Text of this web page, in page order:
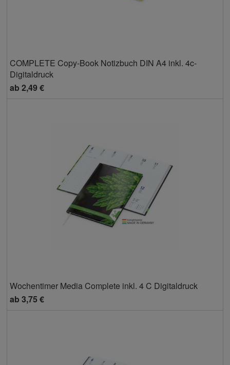
COMPLETE Copy-Book Notizbuch DIN A4 inkl. 4c-
Digitaldruck
ab 2,49 €
Wochentimer Media Complete inkl. 4 C Digitaldruck
ab 3,75 €